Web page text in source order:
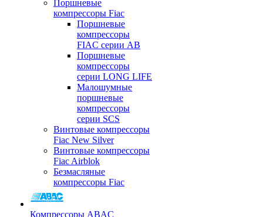
Поршневые
компрессоры Fiac
Поршневые
компрессоры
FIAC серии AB
Поршневые
компрессоры
серии LONG LIFE
Малошумные
поршневые
компрессоры
серии SCS
Винтовые компрессоры
Fiac New Silver
Винтовые компрессоры
Fiac Airblok
Безмасляные
компрессоры Fiac
Компрессоры ABAC